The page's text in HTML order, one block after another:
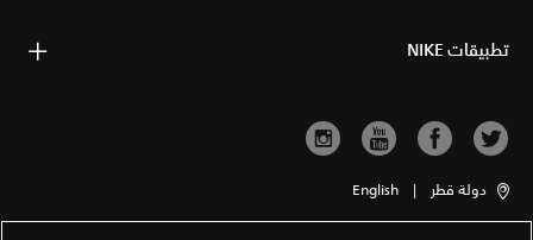
تطبيقات NIKE
دولة قطر |
English